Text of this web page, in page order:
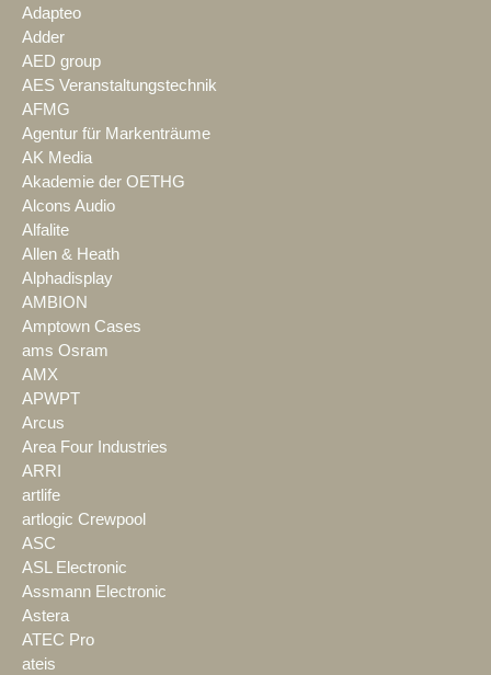
Adapteo
Adder
AED group
AES Veranstaltungstechnik
AFMG
Agentur für Markenträume
AK Media
Akademie der OETHG
Alcons Audio
Alfalite
Allen & Heath
Alphadisplay
AMBION
Amptown Cases
ams Osram
AMX
APWPT
Arcus
Area Four Industries
ARRI
artlife
artlogic Crewpool
ASC
ASL Electronic
Assmann Electronic
Astera
ATEC Pro
ateis